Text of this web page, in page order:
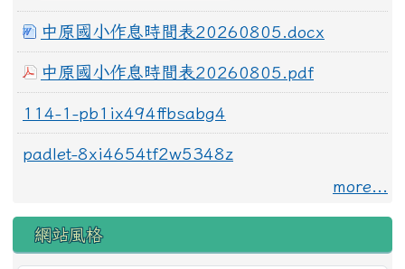
中原國小作息時間表20260805.docx
中原國小作息時間表20260805.pdf
114-1-pb1ix494ffbsabg4
padlet-8xi4654tf2w5348z
more...
網站風格